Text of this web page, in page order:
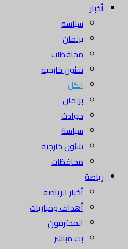
أخبار
سياسة
برلمان
محافظات
شئون خارجية
الكل
برلمان
حوادث
سياسة
شئون خارجية
محافظات
رياضة
أخبار الرياضة
أهداف ومباريات
المحترفون
بث مباشر